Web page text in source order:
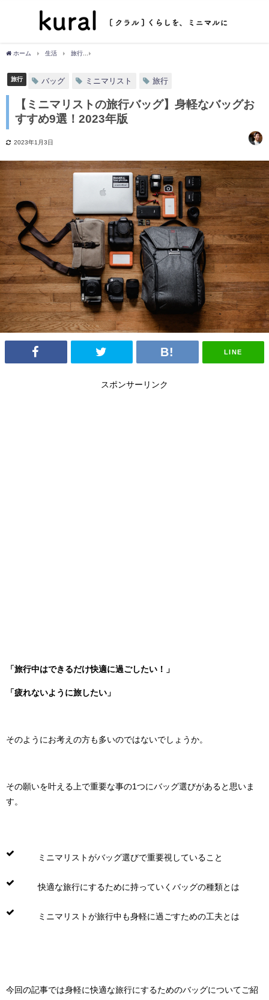
ホーム 生活 旅行
旅行 バッグ ミニマリスト 旅行
【ミニマリストの旅行バッグ】身軽なバッグお
すすめ9選！2023年版
2023年1月3日
LINE
スポンサーリンク
「旅行中はできるだけ快適に過ごしたい！」
「疲れないように旅したい」
そのようにお考えの方も多いのではないでしょうか。
その願いを叶える上で重要な事の1つにバッグ選びがあると思いま
す。
ミニマリストがバッグ選びで重要視していること
快適な旅行にするために持っていくバッグの種類とは
ミニマリストが旅行中も身軽に過ごすための工夫とは
今回の記事では身軽に快適な旅行にするためのバッグについてご紹